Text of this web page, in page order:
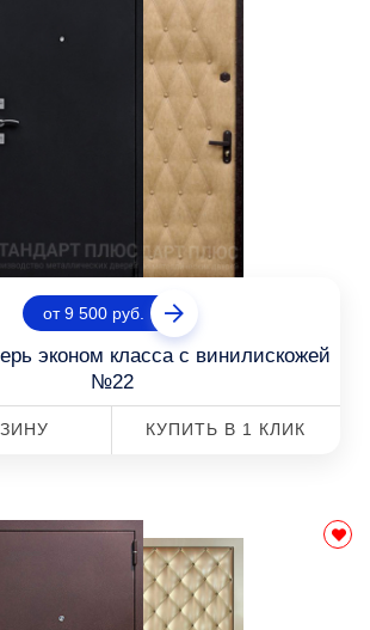
от 9 500 руб.
эконом класса с винилискожей
№22
КУПИТЬ В 1 КЛИК